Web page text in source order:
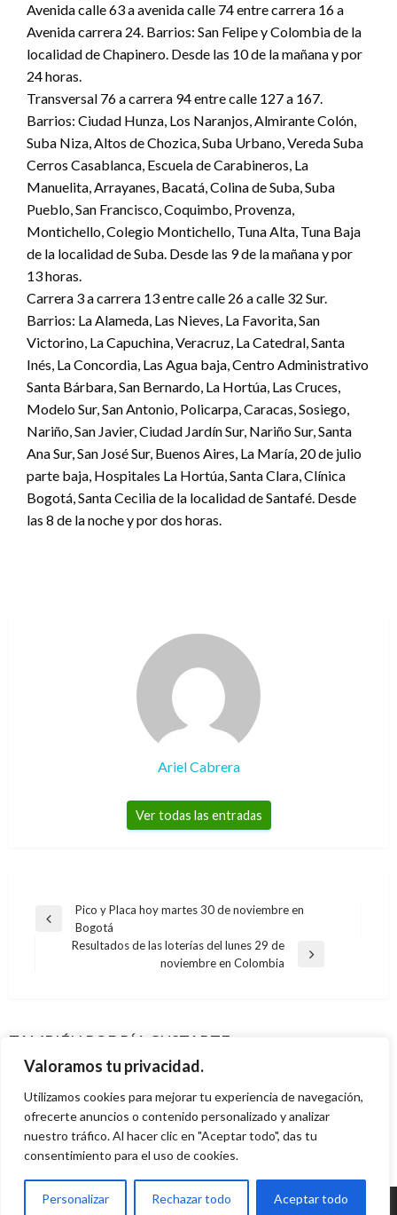
Valoramos tu privacidad.
Utilizamos cookies para mejorar tu experiencia de navegación,
ofrecerte anuncios o contenido personalizado y analizar
nuestro tráfico. Al hacer clic en "Aceptar todo", das tu
consentimiento para el uso de cookies.
Personalizar Rechazar todo Aceptar todo
Avenida calle 63 a avenida calle 74 entre carrera 16 a
Avenida carrera 24. Barrios: San Felipe y Colombia de la
localidad de Chapinero. Desde las 10 de la mañana y por
24 horas.
Transversal 76 a carrera 94 entre calle 127 a 167.
Barrios: Ciudad Hunza, Los Naranjos, Almirante Colón,
Suba Niza, Altos de Chozica, Suba Urbano, Vereda Suba
Cerros Casablanca, Escuela de Carabineros, La
Manuelita, Arrayanes, Bacatá, Colina de Suba, Suba
Pueblo, San Francisco, Coquimbo, Provenza,
Montichello, Colegio Montichello, Tuna Alta, Tuna Baja
de la localidad de Suba. Desde las 9 de la mañana y por
13 horas.
Carrera 3 a carrera 13 entre calle 26 a calle 32 Sur.
Barrios: La Alameda, Las Nieves, La Favorita, San
Victorino, La Capuchina, Veracruz, La Catedral, Santa
Inés, La Concordia, Las Agua baja, Centro Administrativo
Santa Bárbara, San Bernardo, La Hortúa, Las Cruces,
Modelo Sur, San Antonio, Policarpa, Caracas, Sosiego,
Nariño, San Javier, Ciudad Jardín Sur, Nariño Sur, Santa
Ana Sur, San José Sur, Buenos Aires, La María, 20 de julio
parte baja, Hospitales La Hortúa, Santa Clara, Clínica
Bogotá, Santa Cecilia de la localidad de Santafé. Desde
las 8 de la noche y por dos horas.
Ariel Cabrera
Ver todas las entradas
Navegación
Entrada
anterior
Pico y Placa hoy martes 30 de noviembre en
Bogotá
Resultados de las loterías del lunes 29 de
noviembre en Colombia
TAMBIÉN PODRÍA GUSTARTE
en Bogotá
Ariel Cabrera viernes agosto 1, 2008
Cortes de agua para este jueves 16 de abril en
23 de abril en Bogotá
Ariel Cabrera jueves abril 22, 2021
CORTES DE AGUA
Cortes de agua para este lunes 9 de marzo en
Ariel Cabrera lunes marzo 9, 2015